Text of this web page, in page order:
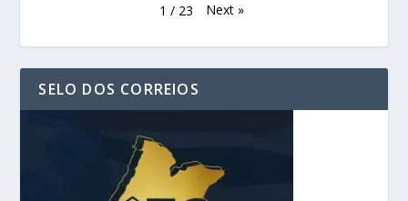
1 / 23 Next »
SELO DOS CORREIOS